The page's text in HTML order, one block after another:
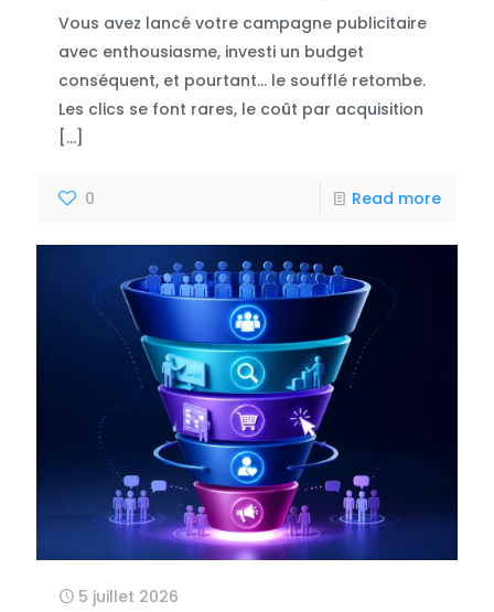
Vous avez lancé votre campagne publicitaire
avec enthousiasme, investi un budget
conséquent, et pourtant… le soufflé retombe.
Les clics se font rares, le coût par acquisition
[…]
0 Read more
5 juillet 2026